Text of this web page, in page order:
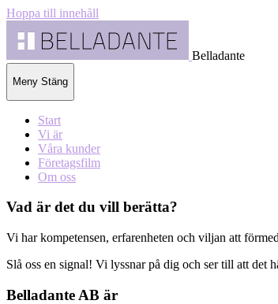
Hoppa till innehåll
Belladante
Meny Stäng
Start
Vi är
Våra kunder
Företagsfilm
Om oss
Vad är det du vill berätta?
Vi har kompetensen, erfarenheten och viljan att
Slå oss en signal! Vi lyssnar på dig och ser till att det
Belladante AB är